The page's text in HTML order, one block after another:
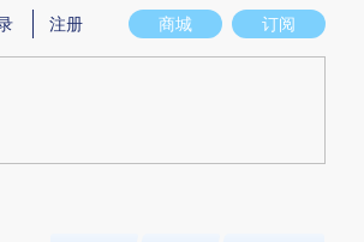
意图存在偏差。不代表财新观点和立场。推荐点击
商城 订阅
注册